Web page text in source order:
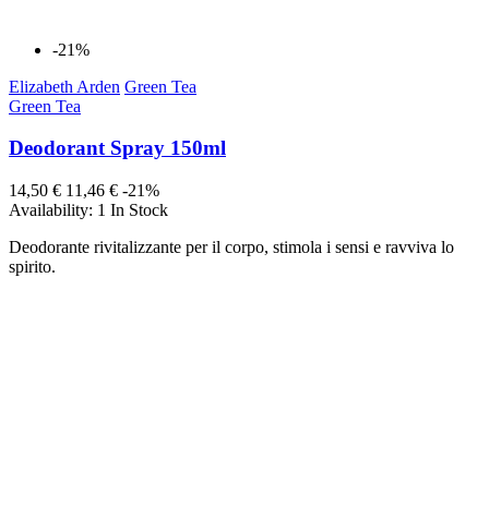
-21%
Elizabeth Arden Green Tea
Green Tea
Deodorant Spray 150ml
14,50 € 11,46 € -21%
Availability: 1 In Stock
Deodorante rivitalizzante per il corpo, stimola i sensi e ravviva lo
spirito.